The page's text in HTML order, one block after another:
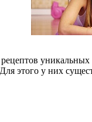
этого у них